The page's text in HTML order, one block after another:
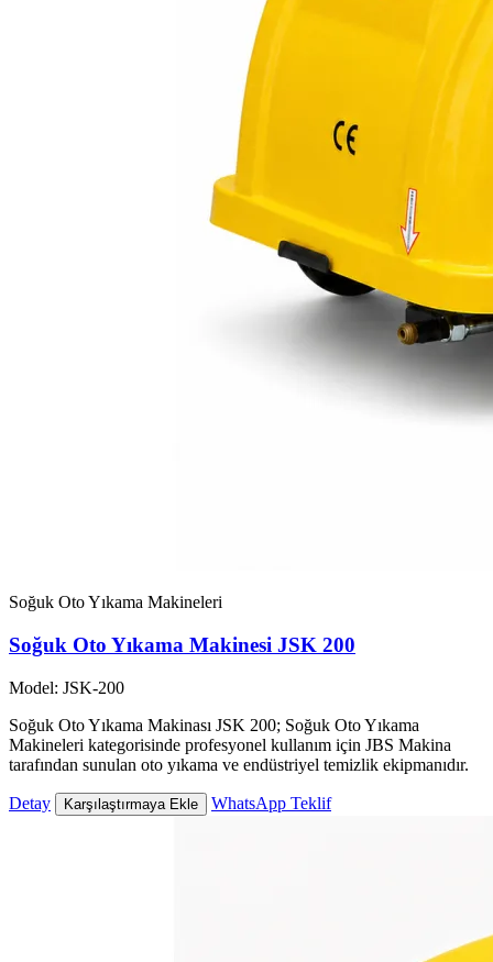
Soğuk Oto Yıkama Makineleri
Soğuk Oto Yıkama Makinesi JSK 200
Model: JSK-200
Soğuk Oto Yıkama Makinası JSK 200; Soğuk Oto Yıkama
Makineleri kategorisinde profesyonel kullanım için JBS Makina
tarafından sunulan oto yıkama ve endüstriyel temizlik ekipmanıdır.
Detay Karşılaştırmaya Ekle WhatsApp Teklif